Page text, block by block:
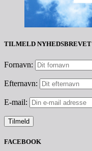
TILMELD NYHEDSBREVET
Fornavn:
Efternavn:
E-mail:
FACEBOOK